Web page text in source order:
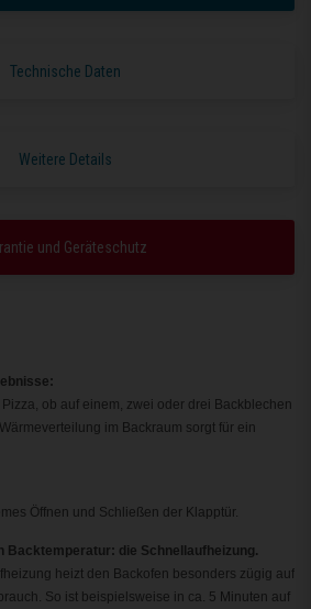
Technische Daten
Weitere Details
und Geräteschutz
ob auf einem, zwei oder drei Backblechen
im Backraum sorgt für ein
Öffnen und Schließen der Klapptür.
Backtemperatur: die Schnellaufheizung.
heizt den Backofen besonders zügig auf
So ist beispielsweise in ca. 5 Minuten auf